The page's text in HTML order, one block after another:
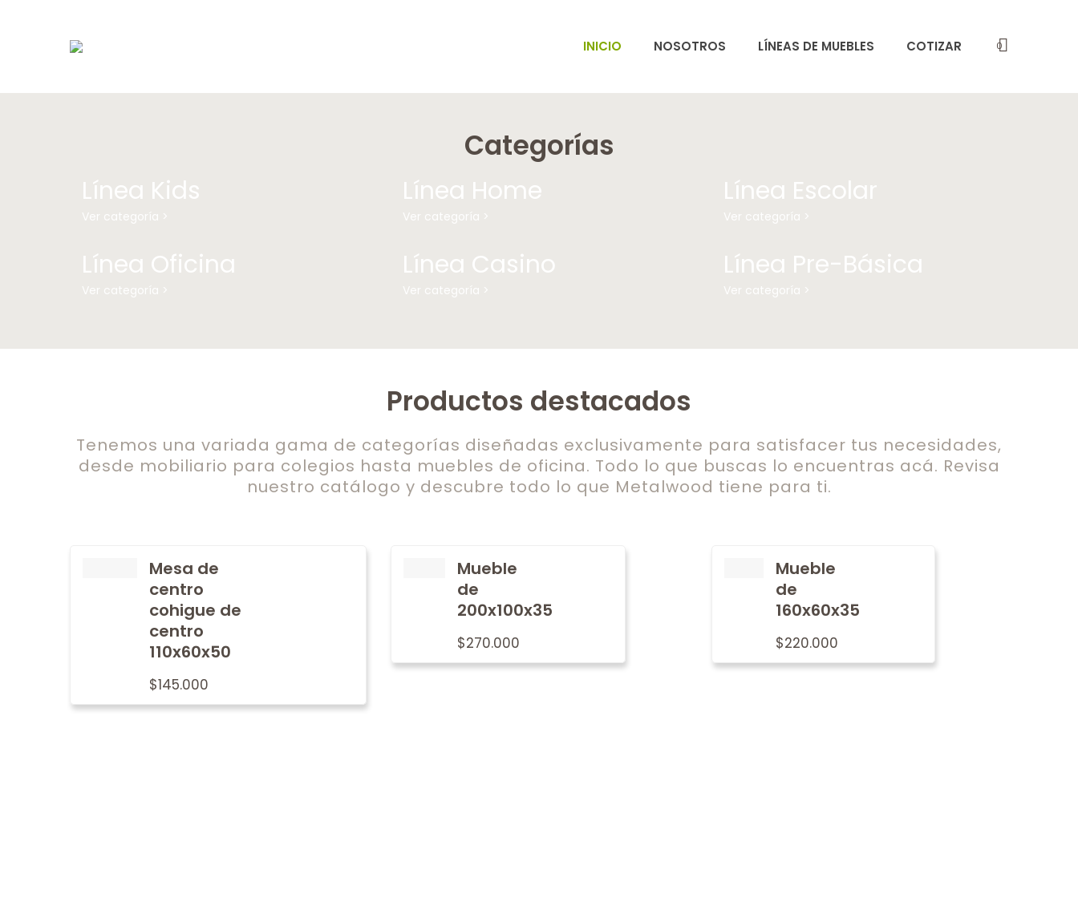
INICIO NOSOTROS LÍNEAS DE MUEBLES COTIZAR 0
Categorías
Línea Kids
Ver categoría >
Línea Home
Ver categoría >
Línea Escolar
Ver categoría >
Línea Oficina
Ver categoría >
Línea Casino
Ver categoría >
Línea Pre-Básica
Ver categoría >
Productos destacados
Tenemos una variada gama de categorías diseñadas exclusivamente para satisfacer tus necesidades,
desde mobiliario para colegios hasta muebles de oficina. Todo lo que buscas lo encuentras acá. Revisa
nuestro catálogo y descubre todo lo que Metalwood tiene para ti.
Mesa de
centro
cohigue de
centro
110x60x50
$145.000
Mueble
de
200x100x35
$270.000
Mueble
de
160x60x35
$220.000